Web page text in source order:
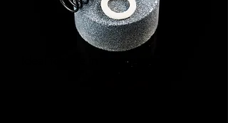
Ideal for use in construction